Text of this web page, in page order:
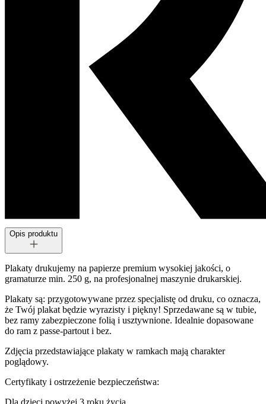
Opis produktu
Plakaty drukujemy na papierze premium wysokiej jakości, o
gramaturze min. 250 g, na profesjonalnej maszynie drukarskiej.
Plakaty są: przygotowywane przez specjalistę od druku, co oznacza,
że Twój plakat będzie wyrazisty i piękny! Sprzedawane są w tubie,
bez ramy zabezpieczone folią i usztywnione. Idealnie dopasowane
do ram z passe-partout i bez.
Zdjęcia przedstawiające plakaty w ramkach mają charakter
poglądowy.
Certyfikaty i ostrzeżenie bezpieczeństwa:
Dla dzieci powyżej 3 roku życia.